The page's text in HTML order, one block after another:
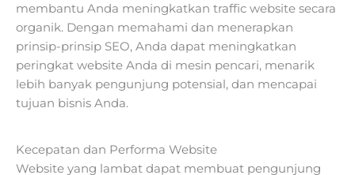
membantu Anda meningkatkan traffic website secara
organik. Dengan memahami dan menerapkan
prinsip-prinsip SEO, Anda dapat meningkatkan
peringkat website Anda di mesin pencari, menarik
lebih banyak pengunjung potensial, dan mencapai
tujuan bisnis Anda.
Kecepatan dan Performa Website
Website yang lambat dapat membuat pengunjung